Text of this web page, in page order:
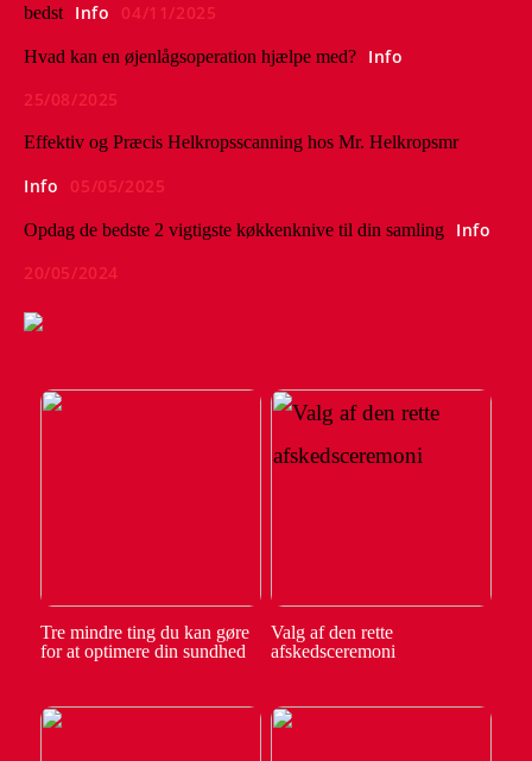
bedst Info 04/11/2025
Hvad kan en øjenlågsoperation hjælpe med?
Info
25/08/2025
Effektiv og Præcis Helkropsscanning hos Mr. Helkropsmr
Info 05/05/2025
Opdag de bedste 2 vigtigste køkkenknive til din samling
Info
20/05/2024
Tre mindre ting du kan gøre
for at optimere din sundhed
Valg af den rette
afskedsceremoni